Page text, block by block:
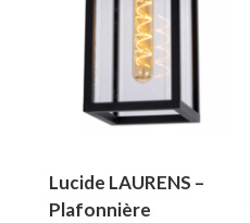
Lucide LAURENS –
Plafonnière